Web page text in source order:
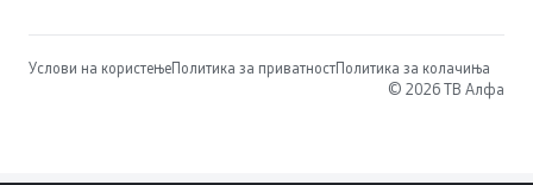
Услови на користењеПолитика за приватностПолитика за колачиња
© 2026 ТВ Алфа